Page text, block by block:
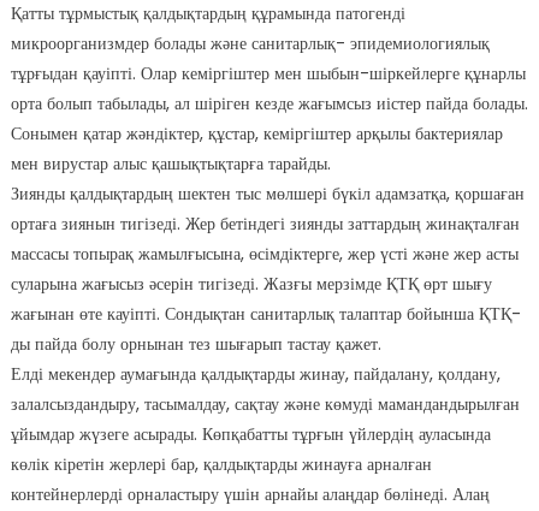
Қатты тұрмыстық қалдықтардың құрамында патогенді
микроорганизмдер болады және санитарлық- эпидемиологиялық
тұрғыдан қауіпті. Олар кеміргіштер мен шыбын-шіркейлерге құнарлы
орта болып табылады, ал шіріген кезде жағымсыз иістер пайда болады.
Сонымен қатар жәндіктер, құстар, кеміргіштер арқылы бактериялар
мен вирустар алыс қашықтықтарға тарайды.
Зиянды қалдықтардың шектен тыс мөлшері бүкіл адамзатқа, қоршаған
ортаға зиянын тигізеді. Жер бетіндегі зиянды заттардың жинақталған
массасы топырақ жамылғысына, өсімдіктерге, жер үсті және жер асты
суларына жағысыз әсерін тигізеді. Жазғы мерзімде ҚТҚ өрт шығу
жағынан өте кауіпті. Сондықтан санитарлық талаптар бойынша ҚТҚ-
ды пайда болу орнынан тез шығарып тастау қажет.
Елді мекендер аумағында қалдықтарды жинау, пайдалану, қолдану,
залалсыздандыру, тасымалдау, сақтау және көмуді мамандандырылған
ұйымдар жүзеге асырады. Көпқабатты тұрғын үйлердің ауласында
көлік кіретін жерлері бар, қалдықтарды жинауға арналған
контейнерлерді орналастыру үшін арнайы алаңдар бөлінеді. Алаң